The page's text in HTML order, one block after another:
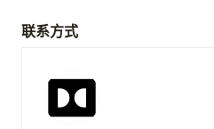
联系方式